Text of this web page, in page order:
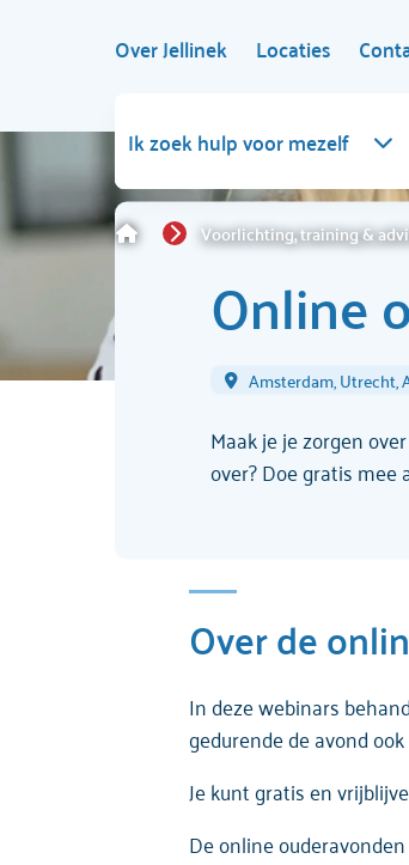
Over Jellinek Locaties
Ik zoek hulp voor mezelf
Online
Amsterdam, Utrecht,
Maak je je zorgen
over? Doe gratis mee
Voorlichting, training &
Over de
In deze webinars
gedurende de avond
Je kunt gratis en
De online